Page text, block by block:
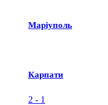
Маріуполь
Карпати
2 - 1